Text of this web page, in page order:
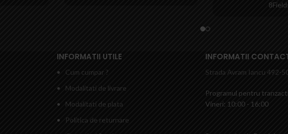
INFORMATII UTILE
Cum cumpar ?
Modalitati de livrare
Modalitati de plata
Politica de returnare
INFORMATII
Strada Avram Iancu 492-
Programul pentru
Vineri: 10:00 - 16:00